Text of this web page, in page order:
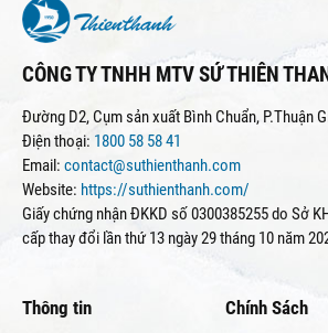
CÔNG TY TNHH MTV SỨ THIÊN
Đường D2, Cụm sản xuất Bình Chuẩn, P.Thuận
Điện thoại: 1800 58 58 41
Email: contact@suthienthanh.com
Website: https://suthienthanh.com/
Giấy chứng nhận ĐKKD số 0300385255 do Sở
cấp thay đổi lần thứ 13 ngày 29 tháng 10 năm
Thông tin Chính Sách